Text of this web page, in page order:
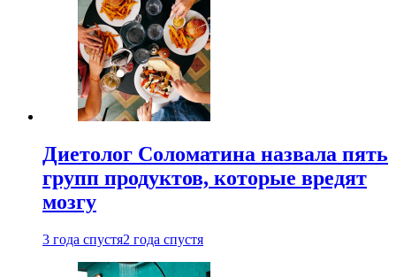
Диетолог Соломатина назвала пять
групп продуктов, которые вредят
мозгу
3 года спустя2 года спустя